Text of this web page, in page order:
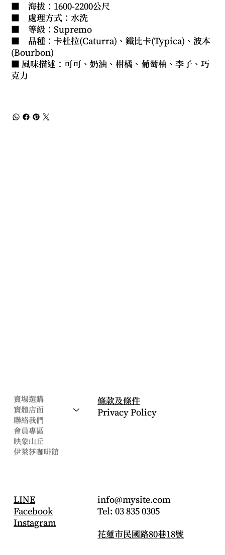
■ 海拔：1600-2200公尺
■ 處理方式：水洗
■ 等級：Supremo
■ 品種：卡杜拉(Caturra)、鐵比卡(Typica)、波本
(Bourbon)
■ 風味描述：可可、奶油、柑橘、葡萄柚、李子、巧
克力
賣場選購
實體店面
聯絡我們
會員專區
映象山丘
伊萊莎咖啡館
條款及條件
Privacy Policy
LINE
Facebook
Instagram
info@mysite.com
Tel: 03 835 0305
花蓮市民國路80巷18號